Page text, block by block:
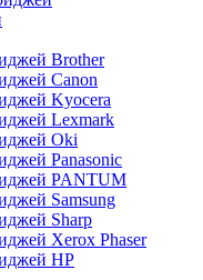
Brother
Canon
Kyocera
Lexmark
Oki
Panasonic
PANTUM
Samsung
Sharp
Xerox Phaser
НР